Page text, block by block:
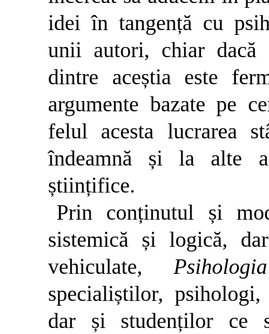
idei în tangență cu
unii autori, chiar dacă
dintre aceștia este
argumente bazate pe
felul acesta lucrarea
îndeamnă și la alte
științifice.
Prin conținutul și
sistemică și logică,
vehiculate,
specialiștilor, psihologi,
dar și studenților ce